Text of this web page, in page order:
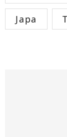
Japa